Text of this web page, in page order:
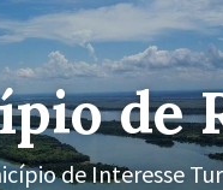
de
de Interesse